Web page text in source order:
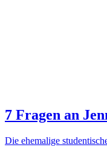
7 Fragen an
Die ehe­malige